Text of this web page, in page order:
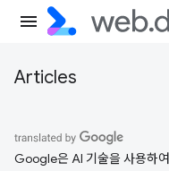
Articles
Google은 AI 기술을 사용하